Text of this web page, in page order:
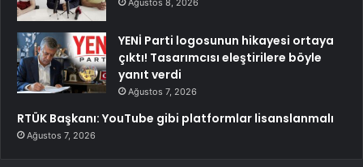
Ağustos 8, 2026
YENİ Parti logosunun hikayesi ortaya
çıktı! Tasarımcısı eleştirilere böyle
yanıt verdi
Ağustos 7, 2026
RTÜK Başkanı: YouTube gibi platformlar lisanslanmalı
Ağustos 7, 2026